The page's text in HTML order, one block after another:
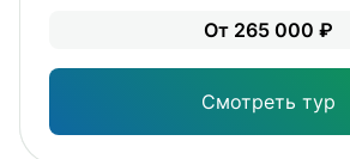
От 265 000 ₽
Смотреть тур